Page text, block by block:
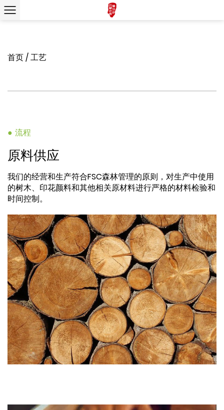
首页/工艺
● 流程
原料供应
我们的经营和生产符合FSC森林管理的原则，对生产中使用
的树木、印花颜料和其他相关原材料进行严格的材料检验和
时间控制。